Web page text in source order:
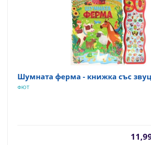
Шумната ферма - книжка със
ФЮТ